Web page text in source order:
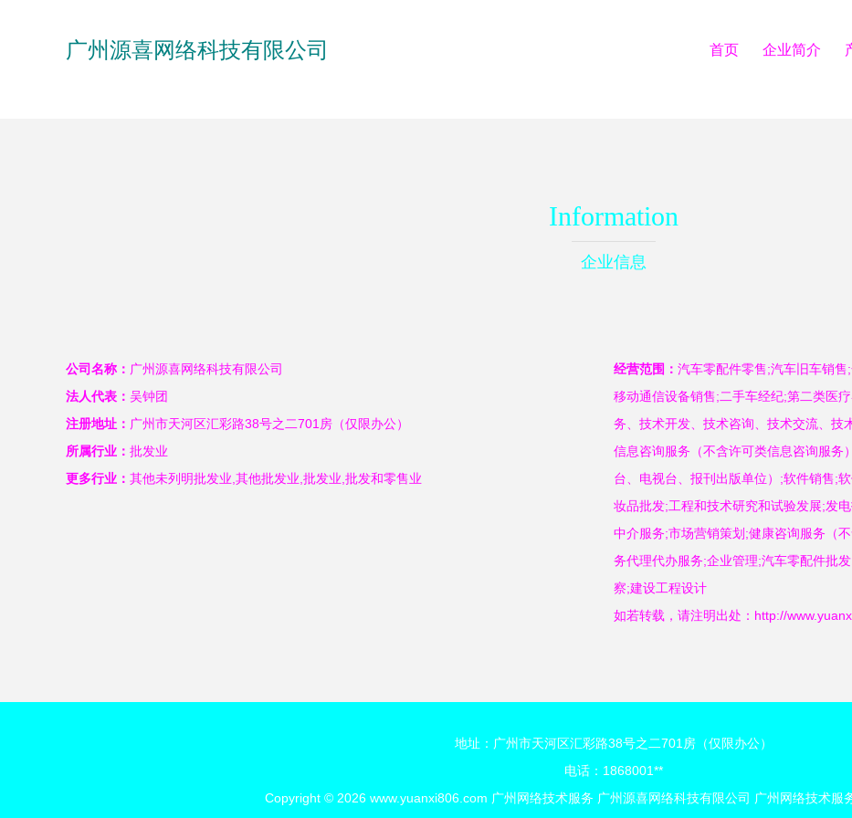
广州源喜网络科技有限公司 首页 企业简介
Information
企业信息
公司名称： 广州源喜网络科技有限公司
法人代表： 吴钟团
注册地址： 广州市天河区汇彩路38号之二701房（仅限办公）
所属行业： 批发业
更多行业： 其他未列明批发业,其他批发业,批发业,批发和零售业
经营范围： 汽车零配件零售;汽车旧车销
移动通信设备销售;二手车经纪;第二类医
务、技术开发、技术咨询、技术交流、技
信息咨询服务（不含许可类信息咨询服务
台、电视台、报刊出版单位）;软件销售;
妆品批发;工程和技术研究和试验发展;发
中介服务;市场营销策划;健康咨询服务（
务代理代办服务;企业管理;汽车零配件批
察;建设工程设计
如若转载，请注明出处：http://
地址：广州市天河区汇彩路38号之二701房（仅限办公）
电话：1868001**
Copyright © 2026 www.yuanxi806.com 广州网络技术服务 广州源喜网络科技有限公司 广州网络技术服